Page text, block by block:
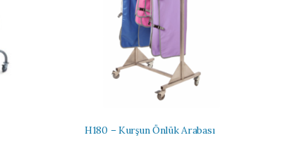
H180 – Kurşun Önlük Arabası